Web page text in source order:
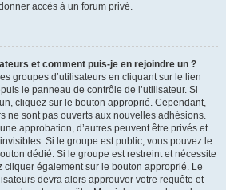
accès à un forum privé.
et comment puis-je en rejoindre un ?
groupes d’utilisateurs en cliquant sur le lien
le panneau de contrôle de l’utilisateur. Si
cliquez sur le bouton approprié. Cependant,
ne sont pas ouverts aux nouvelles adhésions.
approbation, d’autres peuvent être privés et
Si le groupe est public, vous pouvez le
dédié. Si le groupe est restreint et nécessite
cliquer également sur le bouton approprié. Le
devra alors approuver votre requête et